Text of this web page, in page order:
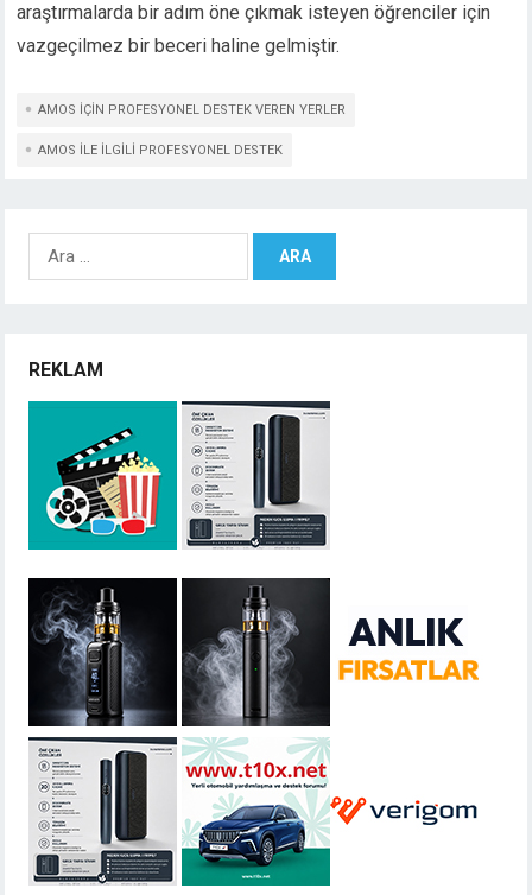
araştırmalarda bir adım öne çıkmak isteyen öğrenciler için
vazgeçilmez bir beceri haline gelmiştir.
AMOS IÇIN PROFESYONEL DESTEK VEREN YERLER
AMOS ILE ILGILI PROFESYONEL DESTEK
Arama:
REKLAM